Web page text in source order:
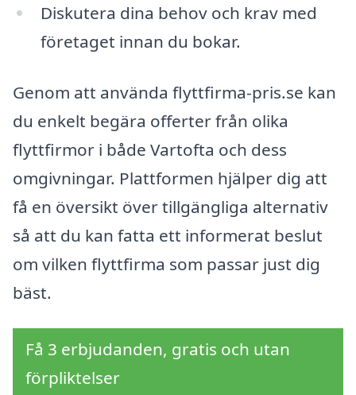
Diskutera dina behov och krav med
företaget innan du bokar.
Genom att använda flyttfirma-pris.se kan
du enkelt begära offerter från olika
flyttfirmor i både Vartofta och dess
omgivningar. Plattformen hjälper dig att
få en översikt över tillgängliga alternativ
så att du kan fatta ett informerat beslut
om vilken flyttfirma som passar just dig
bäst.
Få 3 erbjudanden, gratis och utan
förpliktelser